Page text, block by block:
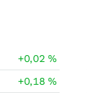
+0,02%
+0,18%